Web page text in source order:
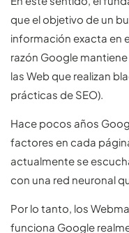
que el objetivo de un
información exacta en
razón Google
las Web que realizan
prácticas de SEO).
Hace pocos años
factores en cada
actualmente se
con una red neuronal
Por lo tanto, los
funciona Google